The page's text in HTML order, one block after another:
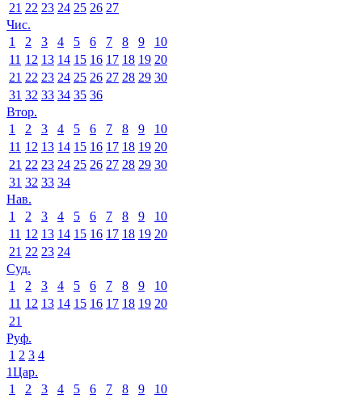
21 22 23 24 25 26 27
Чис.
1
2 3 4 5 6 7 8 9
10
11 12 13 14 15 16 17 18 19 20
21 22 23 24 25 26 27 28 29 30
31 32 33 34 35 36
Втор.
1
2 3 4 5 6 7 8 9
10
11 12 13 14 15 16 17 18 19 20
21 22 23 24 25 26 27 28 29 30
31 32 33 34
Нав.
1
2 3 4 5 6 7 8 9
10
11 12 13 14 15 16 17 18 19 20
21 22 23 24
Суд.
1
2 3 4 5 6 7 8 9
10
11 12 13 14 15 16 17 18 19 20
21
Руф.
1 2 3 4
1Цар.
1
2 3 4 5 6 7 8 9
10